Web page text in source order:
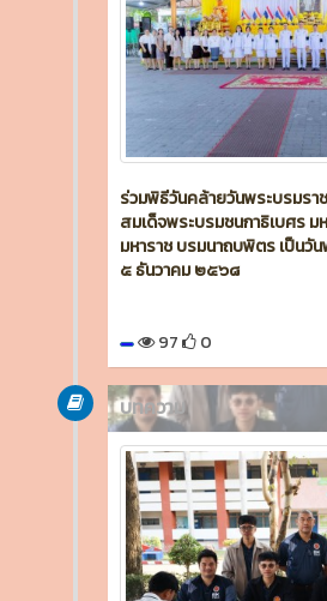
ร่วมพิธีวันคล้ายวันพระบรมร
สมเด็จพระบรมชนกาธิเบศร
มหาราช บรมนาถบพิตร เป็นวั
๕ ธันวาคม ๒๕๖๘
97 0
บทความ